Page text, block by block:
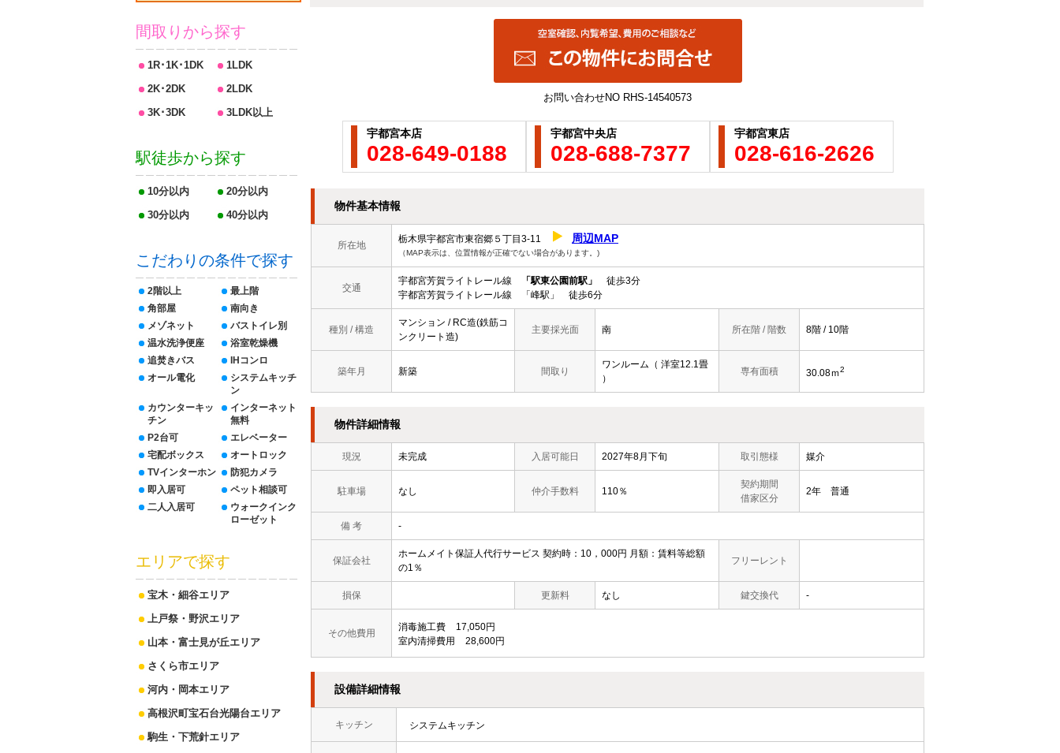
お問い合わせNO RHS-14540573
宇都宮本店
028-649-0188
宇都宮中央店
028-688-7377
宇都宮東店
028-616-2626
物件基本情報
所在地
栃木県宇都宮市東宿郷５丁目3-11 周辺MAP
（MAP表示は、位置情報が正確でない場合があります。)
交通
宇都宮芳賀ライトレール線 「駅東公園前駅」
徒歩3分
宇都宮芳賀ライトレール線 「峰駅」 徒歩6分
種別 / 構造
マンション / RC造(鉄筋コ
ンクリート造)
主要採光面 南 所在階 / 階数 8階 / 10階
築年月 新築 間取り
ワンルーム（ 洋室12.1畳
）
専有面積 30.08ｍ2
物件詳細情報
現況 未完成 入居可能日 2027年8月下旬 取引態様 媒介
駐車場 なし 仲介手数料 110％
契約期間
借家区分
2年 普通
備 考 -
保証会社
ホームメイト保証人代行サービス 契約時：10，000円 月額：賃料等総額
の1％
フリーレント
損保 更新料 なし 鍵交換代 -
その他費用
消毒施工費
17,050円
室内清掃費用
28,600円
設備詳細情報
キッチン システムキッチン
間取りから探す
1R･1K･1DK
1LDK
2K･2DK
2LDK
3K･3DK
3LDK以上
駅徒歩から探す
10分以内
20分以内
30分以内
40分以内
こだわりの条件で探す
2階以上
最上階
角部屋
南向き
メゾネット
バストイレ別
温水洗浄便座
浴室乾燥機
追焚きバス
IHコンロ
オール電化
システムキッチ
ン
カウンターキッ
チン
インターネット
無料
P2台可
エレベーター
宅配ボックス
オートロック
TVインターホン
防犯カメラ
即入居可
ペット相談可
二人入居可
ウォークインク
ローゼット
エリアで探す
宝木・細谷エリア
上戸祭・野沢エリア
山本・富士見が丘エリア
さくら市エリア
河内・岡本エリア
高根沢町宝石台光陽台エリア
駒生・下荒針エリア